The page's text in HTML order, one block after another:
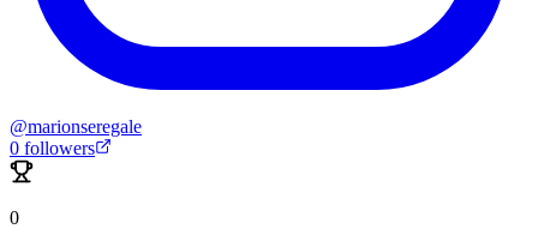
@marionseregale
0 followers
0